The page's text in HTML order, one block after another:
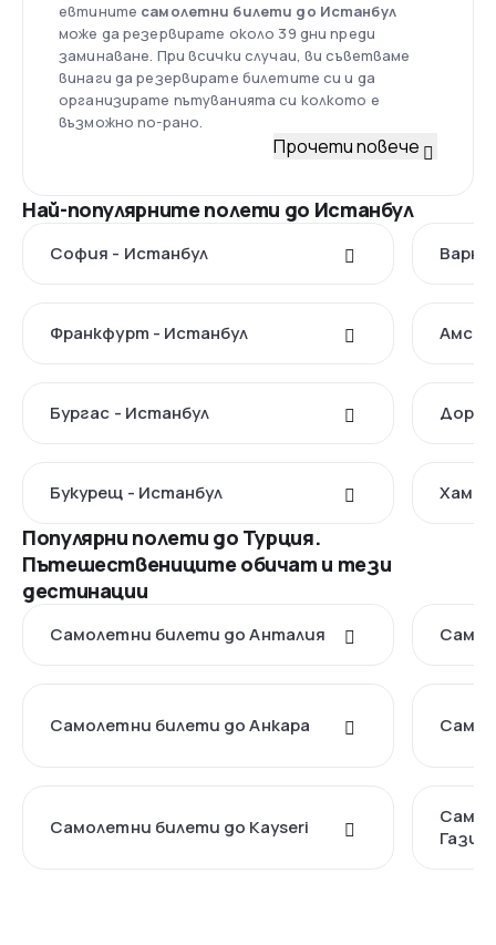
евтините самолетни билети до Истанбул
може да резервирате около 39 дни преди
заминаване. При всички случаи, ви съветваме
винаги да резервирате билетите си и да
организирате пътуванията си колкото е
възможно по-рано.
Прочети повече
Най-популярните полети до Истанбул
София - Истанбул
Франкфурт - Истанбул
Бургас - Истанбул
Букурещ - Истанбул
Популярни полети до Турция.
Пътешествениците обичат и тези
дестинации
Самолетни билети до Анталия
Самолетни билети до Анкара
Самолетни билети до Kayseri